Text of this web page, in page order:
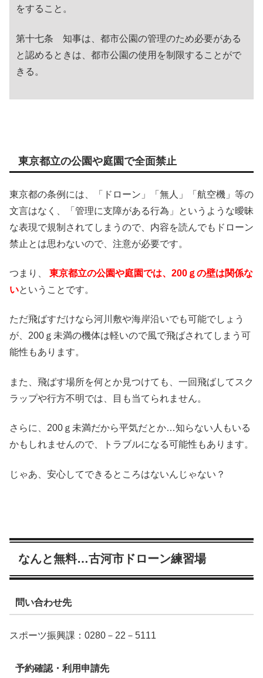
をすること。
第十七条 知事は、都市公園の管理のため必要がある
と認めるときは、都市公園の使用を制限することがで
きる。
東京都立の公園や庭園で全面禁止
東京都の条例には、「ドローン」「無人」「航空機」等の
文言はなく、「管理に支障がある行為」というような曖昧
な表現で規制されてしまうので、内容を読んでもドローン
禁止とは思わないので、注意が必要です。
つまり、 東京都立の公園や庭園では、200ｇの壁は関係な
いということです。
ただ飛ばすだけなら河川敷や海岸沿いでも可能でしょう
が、200ｇ未満の機体は軽いので風で飛ばされてしまう可
能性もあります。
また、飛ばす場所を何とか見つけても、一回飛ばしてスク
ラップや行方不明では、目も当てられません。
さらに、200ｇ未満だから平気だとか…知らない人もいる
かもしれませんので、トラブルになる可能性もあります。
じゃあ、安心してできるところはないんじゃない？
なんと無料…古河市ドローン練習場
問い合わせ先
スポーツ振興課：0280－22－5111
予約確認・利用申請先